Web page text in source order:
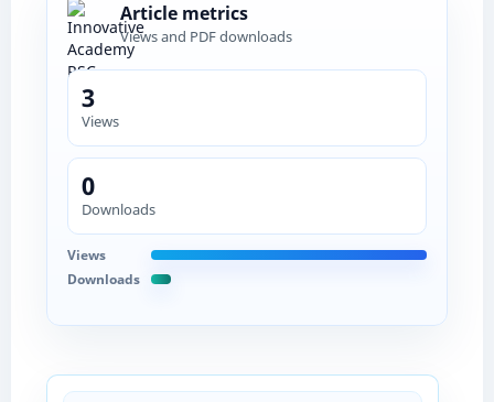
Article metrics
Views and PDF downloads
3
Views
0
Downloads
Views
Downloads